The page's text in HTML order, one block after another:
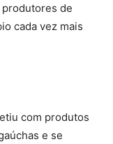
de
cada vez mais
com produtos
e se